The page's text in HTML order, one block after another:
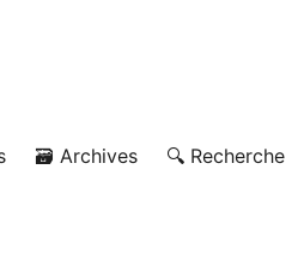
🗃️ Archives 🔍 Recherche